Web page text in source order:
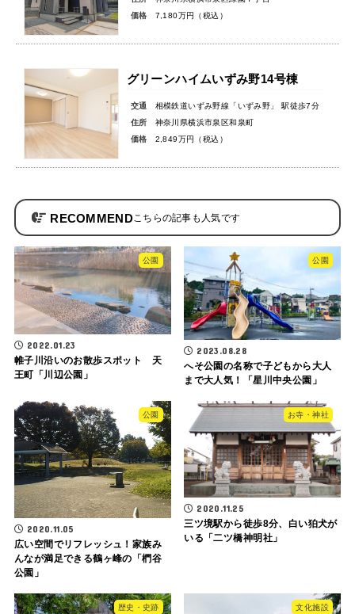
価格
7,180万円（税込）
グリーンハイムいずみ野14号棟
交通
相模鉄道いずみ野線「いずみ野」 駅徒歩7分
住所
神奈川県横浜市泉区和泉町
価格
2,849万円（税込）
RECOMMEND
公園
2022.01.23
帷子川沿いのお散歩スポット 天
王町「川辺公園」
公園
2023.08.28
へそ公園の名称で子どもから大人
まで大人気！「星川中央公園」
公園
2020.11.05
広い空間でリフレッシュ！家族み
んなが満足できる鶴ヶ峰の「椚谷
公園」
お寺・神社
2020.11.25
三ツ境駅から徒歩8分、白い狛犬が
いる「二ツ橋神明社」
歴史・史跡 文化施設